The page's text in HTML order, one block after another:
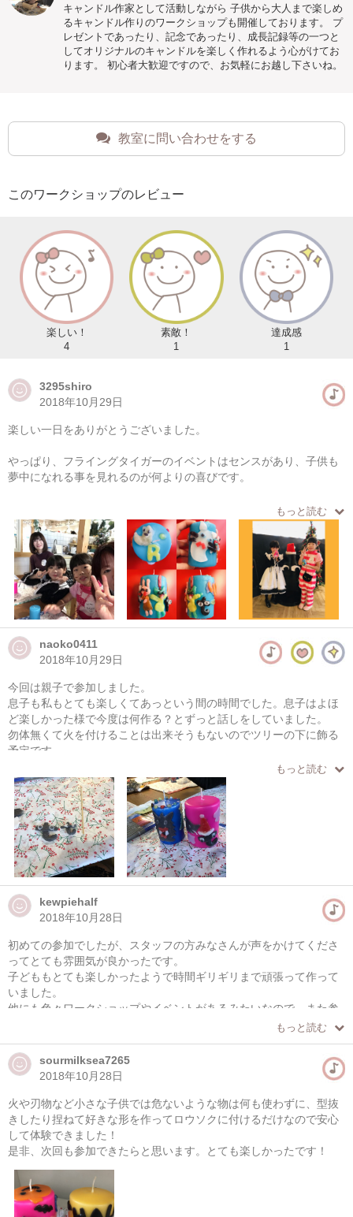
キャンドル作家として活動しながら 子供から大人まで楽しめ
るキャンドル作りのワークショップも開催しております。 プ
レゼントであったり、記念であったり、成長記録等の一つと
してオリジナルのキャンドルを楽しく作れるよう心がけてお
ります。 初心者大歓迎ですので、お気軽にお越し下さいね。
教室に問い合わせをする
このワークショップのレビュー
楽しい！
4
素敵！
1
達成感
1
3295shiro
2018年10月29日
楽しい一日をありがとうございました。
やっぱり、フライングタイガーのイベントはセンスがあり、子供も
夢中になれる事を見れるのが何よりの喜びです。
それ故に、今回はちょっと時間が足りなく、物作りが大好きな娘は
泣いてしまいましたが、臨機応変にスタッフさん達の対応に感謝致
します。
泣くのも、いい思い出だと思ってます。
今回のロウソクのプレートをかたぬきしたり、こねこねしたりは大
好きなので、楽しかったです。色も豊富で楽しめました。
素敵なイベントをありがとうございました。
またの機会に参加したいと思います。
価値ある一日中でした。
もっと読む
naoko0411
2018年10月29日
今回は親子で参加しました。
息子も私もとても楽しくてあっという間の時間でした。息子はよほ
ど楽しかった様で今度は何作る？とずっと話しをしていました。
勿体無くて火を付けることは出来そうもないのでツリーの下に飾る
予定です。
スタッフの方のアシストにもとても助けられました。また是非参加
したいです。
もっと読む
kewpiehalf
2018年10月28日
初めての参加でしたが、スタッフの方みなさんが声をかけてくださ
ってとても雰囲気が良かったです。
子どももとても楽しかったようで時間ギリギリまで頑張って作って
いました。
他にも色々ワークショップやイベントがあるみたいなので、また参
もっと読む
sourmilksea7265
2018年10月28日
火や刃物など小さな子供では危ないような物は何も使わずに、型抜
きしたり捏ねて好きな形を作ってロウソクに付けるだけなので安心
して体験できました！
是非、次回も参加できたらと思います。とても楽しかったです！